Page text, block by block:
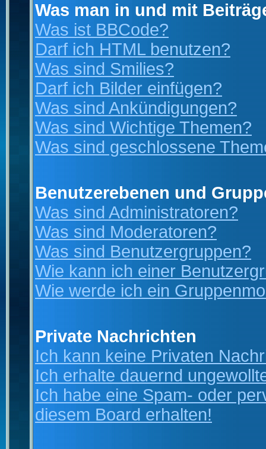
Was man in und mit
Was ist BBCode?
Darf ich HTML benutzen?
Was sind Smilies?
Darf ich Bilder einfügen?
Was sind Ankündigungen?
Was sind Wichtige Themen?
Was sind geschlossene
Benutzerebenen und
Was sind Administratoren?
Was sind Moderatoren?
Was sind Benutzergruppen?
Wie kann ich einer
Wie werde ich ein
Private Nachrichten
Ich kann keine Privaten
Ich erhalte dauernd
Ich habe eine Spam- oder
diesem Board erhalten!